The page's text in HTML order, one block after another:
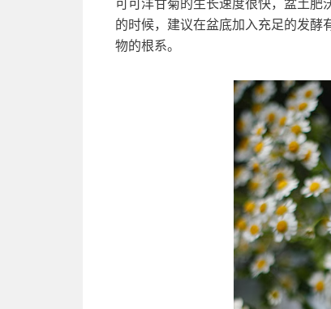
可可洋甘菊的生长速度很快，盆土
的时候，建议在盆底加入充足的发酵
物的根系。